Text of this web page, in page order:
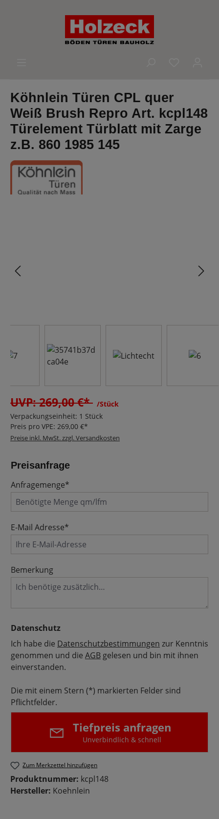
Köhnlein Türen CPL quer
Weiß Brush Repro Art. kcpl148
Türelement Türblatt mit Zarge
z.B. 860 1985 145
UVP: 269,00 €* /Stück
Verpackungseinheit: 1 Stück
Preis pro VPE: 269,00 €*
Preise inkl. MwSt. zzgl. Versandkosten
Preisanfrage
Anfragemenge*
E-Mail Adresse*
Bemerkung
Datenschutz
Ich habe die Datenschutzbestimmungen zur Kenntnis
genommen und die AGB gelesen und bin mit ihnen
einverstanden.
Die mit einem Stern (*) markierten Felder sind
Pflichtfelder.
Tiefpreis anfragen
Unverbindlich & schnell
Zum Merkzettel hinzufügen
Produktnummer: kcpl148
Hersteller: Koehnlein